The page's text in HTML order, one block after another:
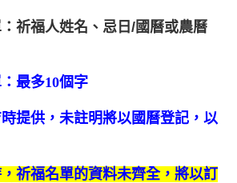
祈福人姓名、忌日 /國曆或農曆
最多10個字
提供，未註明將以國曆登記，以
祈福名單的資料未齊全，將以訂